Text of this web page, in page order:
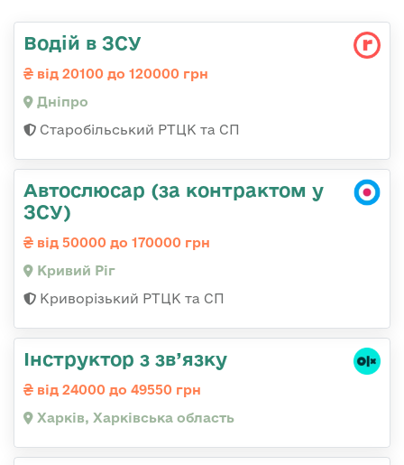
Водій в ЗСУ
від 20100 до 120000 грн
Дніпро
Старобільський РТЦК та СП
Автослюсар (за контрактом у
ЗСУ)
від 50000 до 170000 грн
Кривий Ріг
Криворізький РТЦК та СП
Інструктор з зв’язку
від 24000 до 49550 грн
Харків, Харківська область